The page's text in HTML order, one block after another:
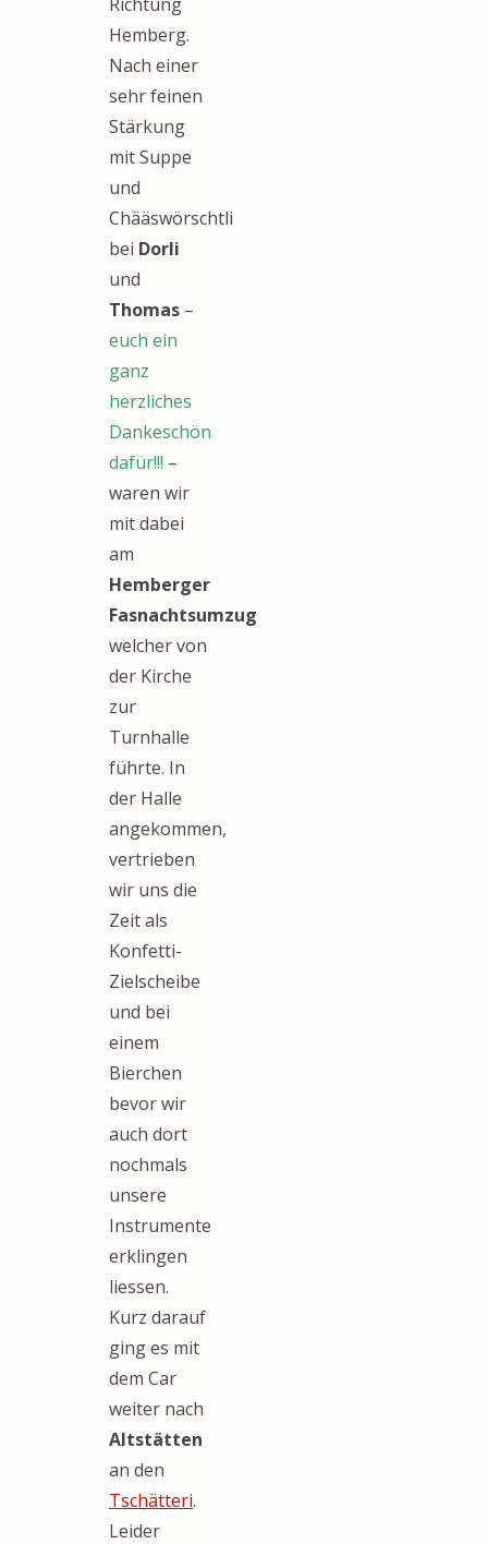
Hemberg.
Nach einer
sehr feinen
Stärkung
mit Suppe
und
Chääswörschtli
bei Dorli
und
Thomas –
euch ein
ganz
herzliches
Dankeschön
dafür!!! –
waren wir
mit dabei
am
Hemberger
Fasnachtsumzug
welcher von
der Kirche
zur
Turnhalle
führte. In
der Halle
angekommen,
vertrieben
wir uns die
Zeit als
Konfetti-
Zielscheibe
und bei
einem
Bierchen
bevor wir
auch dort
nochmals
unsere
Instrumente
erklingen
liessen.
Kurz darauf
ging es mit
dem Car
weiter nach
Altstätten
an den
Tschätteri.
Leider